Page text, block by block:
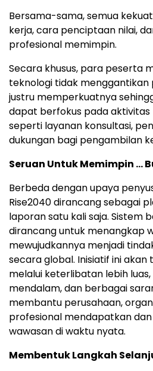
Bersama-sama, semua
kerja, cara penciptaan nilai,
profesional memimpin.
Secara khusus, para peserta
teknologi tidak menggantikan
justru memperkuatnya
dapat berfokus pada aktivitas
seperti layanan konsultasi,
dukungan bagi pengambilan
Seruan Untuk Memimpin …
Berbeda dengan upaya
Rise2040 dirancang sebagai
laporan satu kali saja. Sistem
dirancang untuk menangkap
mewujudkannya menjadi
secara global. Inisiatif ini
melalui keterlibatan lebih luas,
mendalam, dan berbagai
membantu perusahaan,
profesional mendapatkan
wawasan di waktu nyata.
Membentuk Langkah